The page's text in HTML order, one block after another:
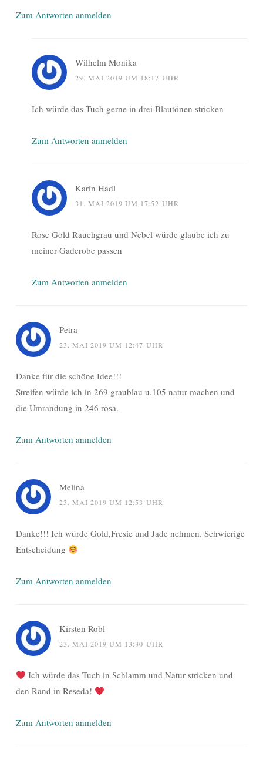
Zum Antworten anmelden
Wilhelm Monika
29. MAI 2019 UM 18:17 UHR
Ich würde das Tuch gerne in drei Blautönen stricken
Zum Antworten anmelden
Karin Hadl
31. MAI 2019 UM 17:52 UHR
Rose Gold Rauchgrau und Nebel würde glaube ich zu
meiner Gaderobe passen
Zum Antworten anmelden
Petra
23. MAI 2019 UM 12:47 UHR
Danke für die schöne Idee!!!
Streifen würde ich in 269 graublau u.105 natur machen und
die Umrandung in 246 rosa.
Zum Antworten anmelden
Melina
23. MAI 2019 UM 12:53 UHR
Danke!!! Ich würde Gold,Fresie und Jade nehmen. Schwierige
Entscheidung
Zum Antworten anmelden
Kirsten Robl
23. MAI 2019 UM 13:30 UHR
Ich würde das Tuch in Schlamm und Natur stricken und
den Rand in Reseda!
Zum Antworten anmelden